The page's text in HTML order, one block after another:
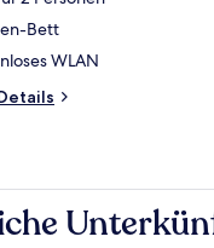
Bett
WLAN